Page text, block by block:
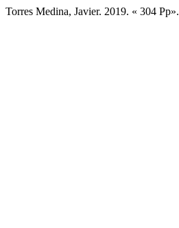
Torres Medina, Javier. 2019. « 304 Pp».